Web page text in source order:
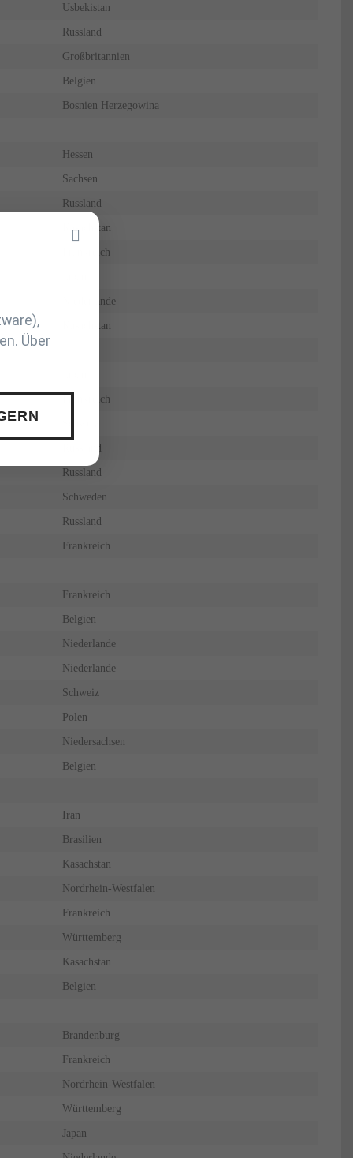
Usbekistan
Russland
Großbritannien
Belgien
Bosnien Herzegowina
Hessen
Sachsen
Russland
Kasachstan
Frankreich
Niederlande
Kasachstan
Frankreich
Russland
Schweden
Russland
Frankreich
Frankreich
Belgien
Niederlande
Niederlande
Schweiz
Polen
Niedersachsen
Belgien
Iran
Brasilien
Kasachstan
Nordrhein-Westfalen
Frankreich
Württemberg
Kasachstan
Belgien
Brandenburg
Frankreich
Nordrhein-Westfalen
Württemberg
Japan
Über